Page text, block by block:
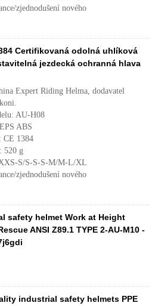
zjednodušení nového
Certifikovaná odolná uhlíková
jezdecká ochranná hlava
Expert Riding Helma, dodavatel
AU-H08
ABS
CE 1384
520 g
S/S-S-S-M/M-L/XL
zjednodušení nového
safety helmet Work at Height
ANSI Z89.1 TYPE 2-AU-M10 -
industrial safety helmets PPE